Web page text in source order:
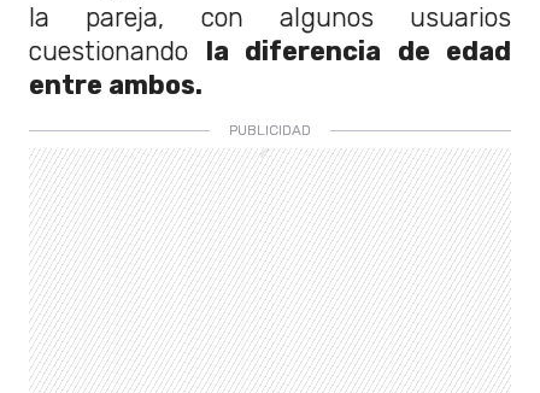
la pareja, con algunos usuarios
cuestionando la diferencia de edad
entre ambos.